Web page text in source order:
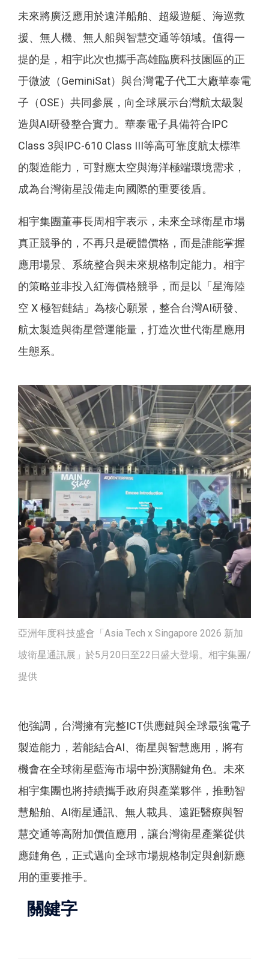
未來將廣泛應用於遠洋船舶、超級遊艇、海巡救
援、無人機、無人船與智慧交通等領域。值得一
提的是，相宇此次也攜手高雄臨廣科技園區的正
于微波（GeminiSat）與台灣電子代工大廠華泰電
子（OSE）共同參展，向全球展示台灣航太級製
造與AI研發整合實力。華泰電子具備符合IPC
Class 3與IPC-610 Class III等高可靠度航太標準
的製造能力，可對應太空與海洋極端環境需求，
成為台灣衛星設備走向國際的重要後盾。
相宇集團董事長周相宇表示，未來全球衛星市場
真正競爭的，不再只是硬體價格，而是誰能掌握
應用場景、系統整合與未來規格制定能力。相宇
的策略並非投入紅海價格競爭，而是以「星海陸
空 X 極智鏈結」為核心願景，整合台灣AI研發、
航太製造與衛星營運能量，打造次世代衛星應用
生態系。
亞洲年度科技盛會「Asia Tech x Singapore 2026 新加
坡衛星通訊展」於5月20日至22日盛大登場。相宇集團/
提供
他強調，台灣擁有完整ICT供應鏈與全球最強電子
製造能力，若能結合AI、衛星與智慧應用，將有
機會在全球衛星藍海市場中扮演關鍵角色。未來
相宇集團也將持續攜手政府與產業夥伴，推動智
慧船舶、AI衛星通訊、無人載具、遠距醫療與智
慧交通等高附加價值應用，讓台灣衛星產業從供
應鏈角色，正式邁向全球市場規格制定與創新應
用的重要推手。
關鍵字